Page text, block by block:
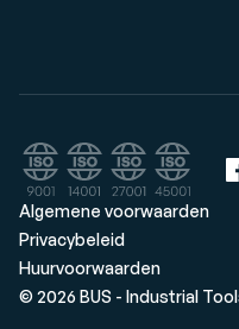
Algemene voorwaarden
Privacybeleid
Huurvoorwaarden
© 2026 BUS - Industrial